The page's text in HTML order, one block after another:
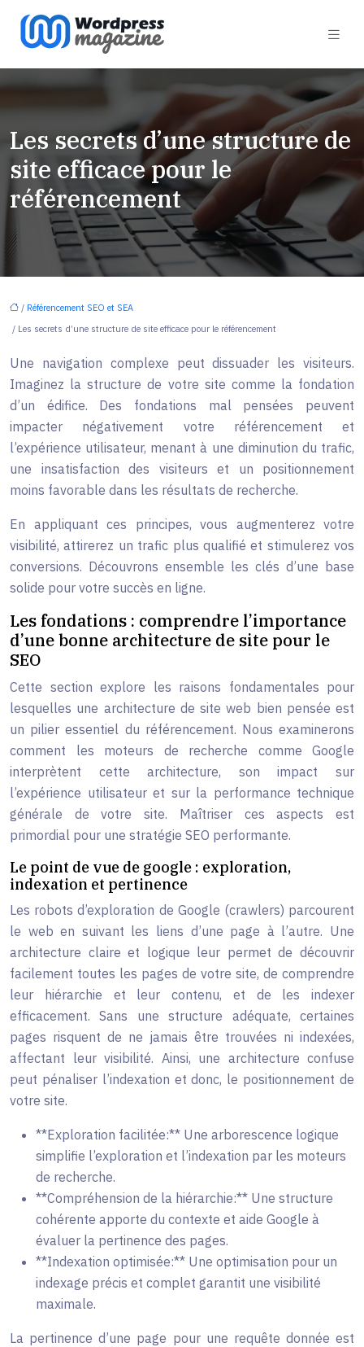
Les secrets d’une structure de
site efficace pour le
référencement
/ Référencement SEO et SEA
/ Les secrets d’une structure de site efficace pour le référencement
Une navigation complexe peut dissuader les visiteurs.
Imaginez la structure de votre site comme la fondation
d’un édifice. Des fondations mal pensées peuvent
impacter négativement votre référencement et
l’expérience utilisateur, menant à une diminution du trafic,
une insatisfaction des visiteurs et un positionnement
moins favorable dans les résultats de recherche.
En appliquant ces principes, vous augmenterez votre
visibilité, attirerez un trafic plus qualifié et stimulerez vos
conversions. Découvrons ensemble les clés d’une base
solide pour votre succès en ligne.
Les fondations : comprendre l’importance
d’une bonne architecture de site pour le
SEO
Cette section explore les raisons fondamentales pour
lesquelles une architecture de site web bien pensée est
un pilier essentiel du référencement. Nous examinerons
comment les moteurs de recherche comme Google
interprètent cette architecture, son impact sur
l’expérience utilisateur et sur la performance technique
générale de votre site. Maîtriser ces aspects est
primordial pour une stratégie SEO performante.
Le point de vue de google : exploration,
indexation et pertinence
Les robots d’exploration de Google (crawlers) parcourent
le web en suivant les liens d’une page à l’autre. Une
architecture claire et logique leur permet de découvrir
facilement toutes les pages de votre site, de comprendre
leur hiérarchie et leur contenu, et de les indexer
efficacement. Sans une structure adéquate, certaines
pages risquent de ne jamais être trouvées ni indexées,
affectant leur visibilité. Ainsi, une architecture confuse
peut pénaliser l’indexation et donc, le positionnement de
votre site.
**Exploration facilitée:** Une arborescence logique
simplifie l’exploration et l’indexation par les moteurs
de recherche.
**Compréhension de la hiérarchie:** Une structure
cohérente apporte du contexte et aide Google à
évaluer la pertinence des pages.
**Indexation optimisée:** Une optimisation pour un
indexage précis et complet garantit une visibilité
maximale.
La pertinence d’une page pour une requête donnée est